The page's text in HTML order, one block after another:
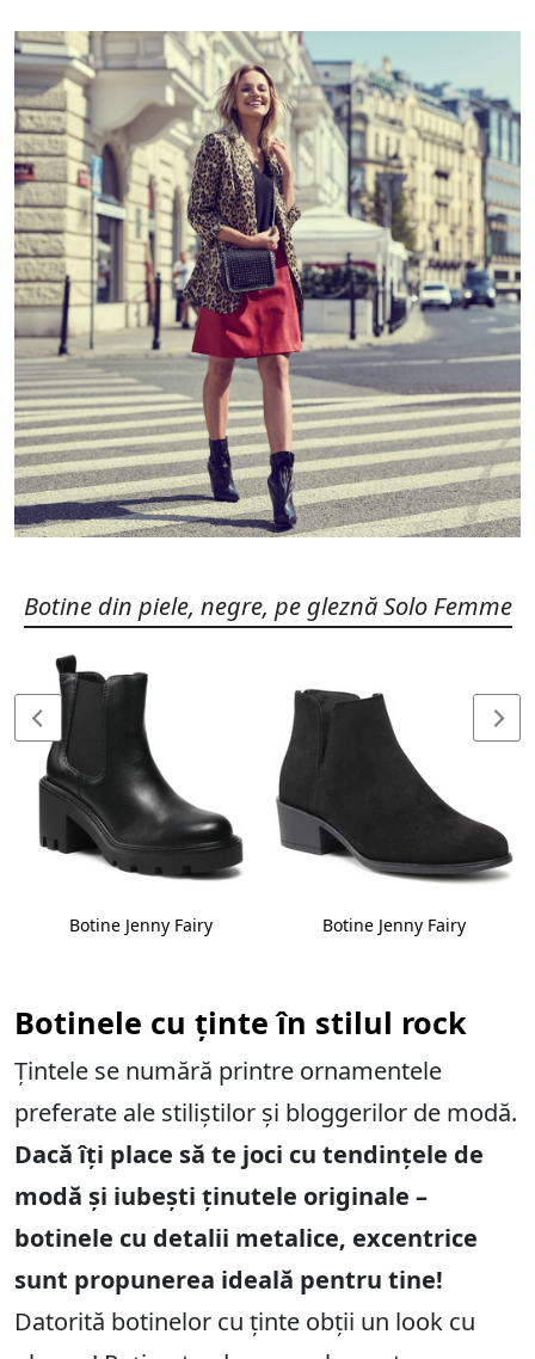
Botine din piele, negre, pe gleznă Solo Femme
Botine Jenny Fairy Botine Jenny Fairy
Botinele cu ținte în stilul rock
Țintele se numără printre ornamentele
preferate ale stiliștilor și bloggerilor de modă.
Dacă îți place să te joci cu tendințele de
modă și iubești ținutele originale –
botinele cu detalii metalice, excentrice
sunt propunerea ideală pentru tine!
Datorită botinelor cu ținte obții un look cu